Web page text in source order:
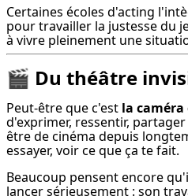
Certaines écoles d'acting
pour travailler la justesse du
à vivre pleinement une
🎬 Du théâtre
Peut-être que c'est la
d'exprimer, ressentir,
être de cinéma depuis
essayer, voir ce que ça te fait.
Beaucoup pensent encore